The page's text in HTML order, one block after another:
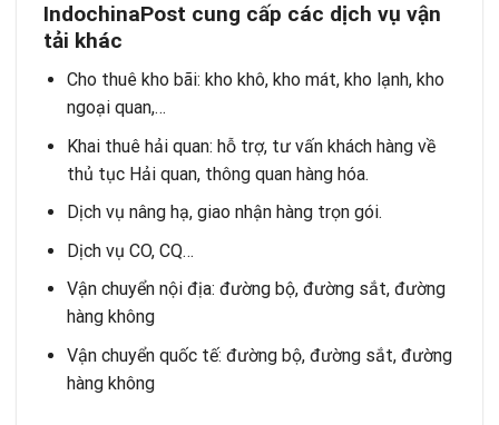
IndochinaPost cung cấp các dịch vụ vận
tải khác
Cho thuê kho bãi: kho khô, kho mát, kho lạnh, kho
ngoại quan,…
Khai thuê hải quan: hỗ trợ, tư vấn khách hàng về
thủ tục Hải quan, thông quan hàng hóa.
Dịch vụ nâng hạ, giao nhận hàng trọn gói.
Dịch vụ CO, CQ…
Vận chuyển nội địa: đường bộ, đường sắt, đường
hàng không
Vận chuyển quốc tế: đường bộ, đường sắt, đường
hàng không